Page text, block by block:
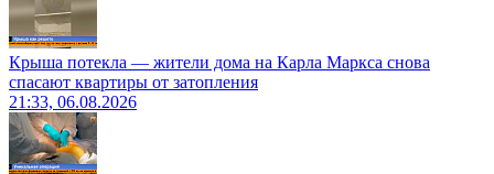
Крыша потекла — жители дома на Карла Маркса снова
спасают квартиры от затопления
21:33, 06.08.2026